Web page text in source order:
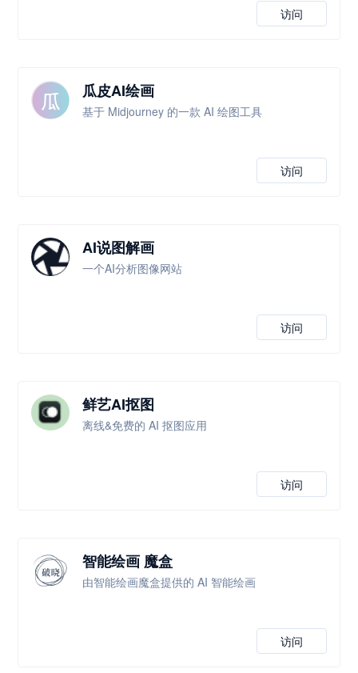
访问
瓜皮AI绘画
基于 Midjourney 的一款 AI 绘图工具
访问
AI说图解画
一个AI分析图像网站
访问
鲜艺AI抠图
离线&免费的 AI 抠图应用
访问
智能绘画 魔盒
由智能绘画魔盒提供的 AI 智能绘画
访问